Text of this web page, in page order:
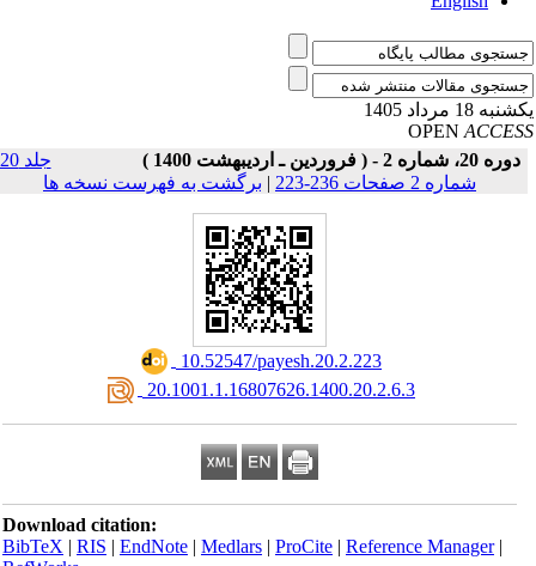
18 مرداد 1405
OPEN
دوره 20، شماره 2 - ( فروردین ـ اردیبهشت 1400 )
جلد 20
شماره 2 صفحات 236-223
| برگشت به فهرست نسخه ها
‎ 10.52547/payesh.20.2.223
‎ 20.1001.1.16807626.1400.20.2.6.3
Download citation:
BibTeX|RIS|EndNote|Medlars|ProCite|Reference Manager